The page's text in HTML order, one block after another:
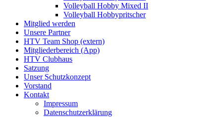
Volleyball Hobby Mixed II
Volleyball Hobbypritscher
Mitglied werden
Unsere Partner
HTV Team Shop (extern)
Mitgliederbereich (App)
HTV Clubhaus
Satzung
Unser Schutzkonzept
Vorstand
Kontakt
Impressum
Datenschutzerklärung